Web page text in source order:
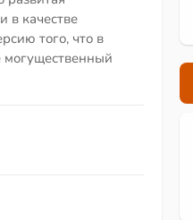
в качестве
того, что в
могущественный